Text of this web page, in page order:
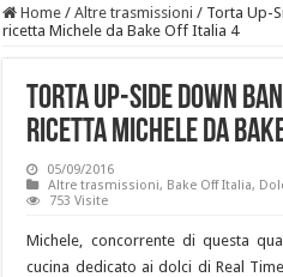
Home / Altre trasmissioni / Torta Up-
ricetta Michele da Bake Off Italia 4
Torta Up-Side down
ricetta Michele da
05/09/2016
Altre trasmissioni, Bake Off Italia,
753 Visite
Michele, concorrente di questa
cucina dedicato ai dolci di Real